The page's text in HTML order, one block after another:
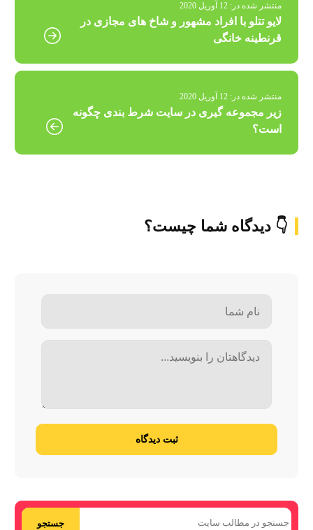
منتشر شده در: 12 آوریل 2020
لایو تتلو با افراد مشهور و شاخ های مجازی در
قرنطینه خانگی
منتشر شده در: 12 آوریل 2020
زیر مجموعه گیری در سایت شرط بندی چگونه
است؟
👇 دیدگاه شما چیست؟
ثبت دیدگاه
جستجو